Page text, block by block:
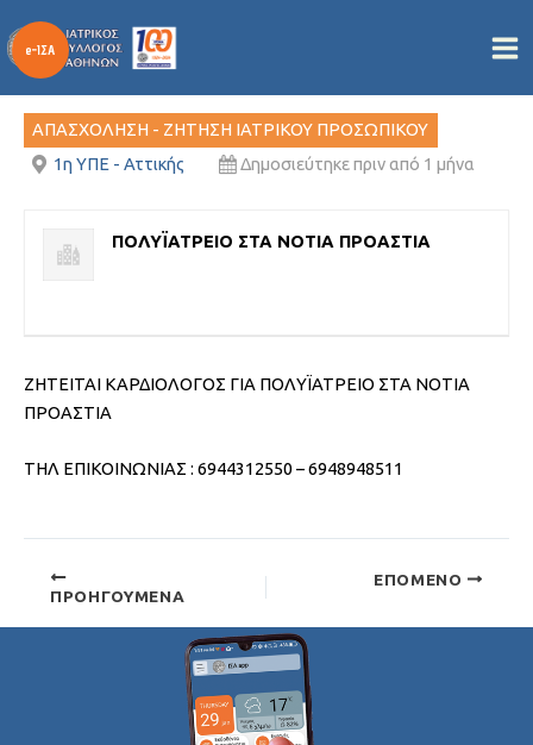
στο
περιεχόμενο
ΚΑΡΔΙΟΛΟΓΟΣ
/07/07/2026
ΑΠΑΣΧΟΛΗΣΗ - ΖΗΤΗΣΗ ΙΑΤΡΙΚΟΥ ΠΡΟΣΩΠΙΚΟΥ
1η ΥΠΕ - Αττικής
Δημοσιεύτηκε πριν από 1 μήνα
ΠΟΛΥΪΑΤΡΕΙΟ ΣΤΑ ΝΟΤΙΑ ΠΡΟΑΣΤΙΑ
ΖΗΤΕΙΤΑΙ ΚΑΡΔΙΟΛΟΓΟΣ ΓΙΑ ΠΟΛΥΪΑΤΡΕΙΟ ΣΤΑ ΝΟΤΙΑ
ΠΡΟΑΣΤΙΑ
ΤΗΛ ΕΠΙΚΟΙΝΩΝΙΑΣ : 6944312550 – 6948948511
ΠΡΟΗΓΟΎΜΕΝΑ
ΕΠΌΜΕΝΟ